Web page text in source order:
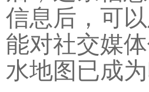
信息后，可
能对社交媒
水地图已成